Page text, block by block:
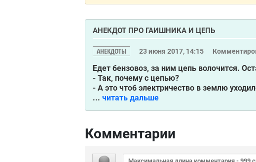
АНЕКДОТ ПРО ГАИШНИКА И ЦЕПЬ
АНЕКДОТЫ 23 июня 2017, 14:15
Едет бензовоз, за ним цепь волочится.
- Так, почему с цепью?
- А это чтоб электричество в землю
... читать дальше
Комментарии